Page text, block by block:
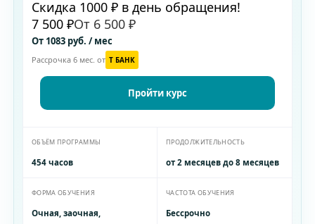
Скидка 1000 ₽ в день обращения!
7 500 ₽От 6 500 ₽
От 1083 руб. / мес
Рассрочка 6 мес. от T БАНК
Пройти курс
ОБЪЁМ ПРОГРАММЫ
454 часов
ПРОДОЛЖИТЕЛЬНОСТЬ
от 2 месяцев до 8 месяцев
ФОРМА ОБУЧЕНИЯ
Очная, заочная,
ЧАСТОТА ОБУЧЕНИЯ
Бессрочно